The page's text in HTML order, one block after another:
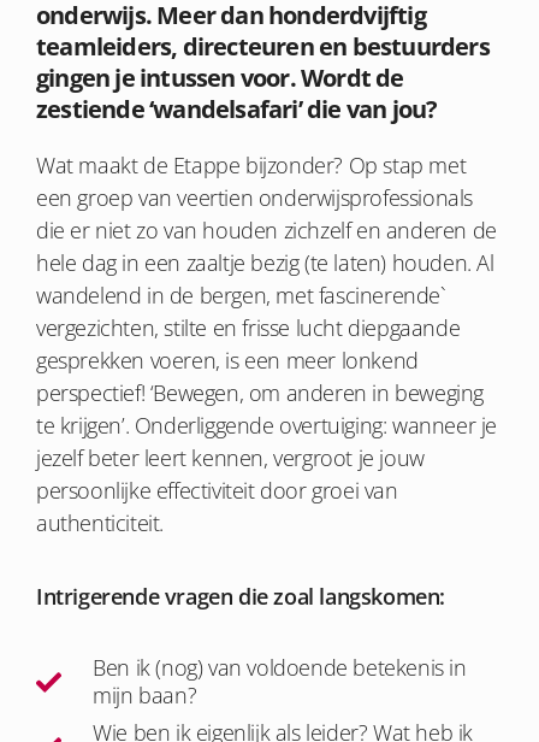
onderwijs. Meer dan honderdvijftig
teamleiders, directeuren en bestuurders
gingen je intussen voor. Wordt de
zestiende ‘wandelsafari’ die van jou?
Wat maakt de Etappe bijzonder? Op stap met
een groep van veertien onderwijsprofessionals
die er niet zo van houden zichzelf en anderen de
hele dag in een zaaltje bezig (te laten) houden. Al
wandelend in de bergen, met fascinerende`
vergezichten, stilte en frisse lucht diepgaande
gesprekken voeren, is een meer lonkend
perspectief! ‘Bewegen, om anderen in beweging
te krijgen’. Onderliggende overtuiging: wanneer je
jezelf beter leert kennen, vergroot je jouw
persoonlijke effectiviteit door groei van
authenticiteit.
Intrigerende vragen die zoal langskomen:
Ben ik (nog) van voldoende betekenis in
mijn baan?
Wie ben ik eigenlijk als leider? Wat heb ik